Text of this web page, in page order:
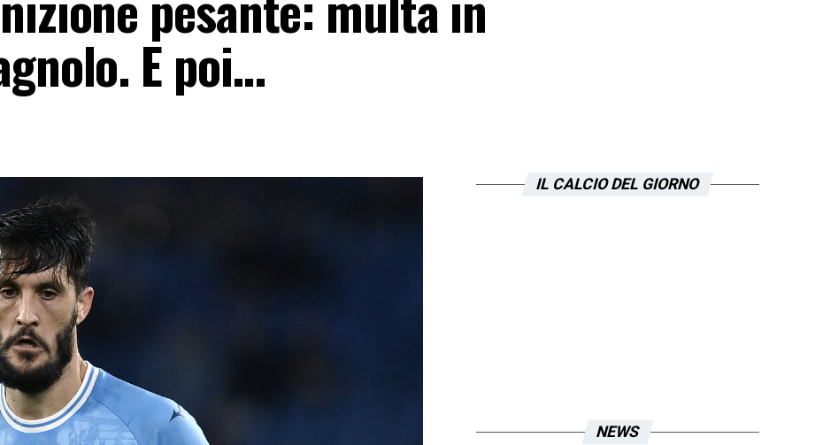
E poi…
IL CALCIO DEL GIORNO
NEWS